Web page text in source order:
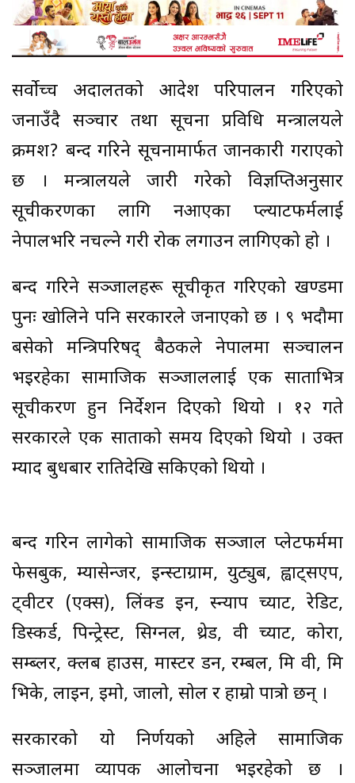
सर्वोच्च अदालतको आदेश परिपालन गरिएको
जनाउँदै सञ्चार तथा सूचना प्रविधि मन्त्रालयले
क्रमश? बन्द गरिने सूचनामार्फत जानकारी गराएको
छ । मन्त्रालयले जारी गरेको विज्ञप्तिअनुसार
सूचीकरणका लागि नआएका प्ल्याटफर्मलाई
नेपालभरि नचल्ने गरी रोक लगाउन लागिएको हो ।
बन्द गरिने सञ्जालहरू सूचीकृत गरिएको खण्डमा
पुनः खोलिने पनि सरकारले जनाएको छ । ९ भदौमा
बसेको मन्त्रिपरिषद् बैठकले नेपालमा सञ्चालन
भइरहेका सामाजिक सञ्जाललाई एक साताभित्र
सूचीकरण हुन निर्देशन दिएको थियो । १२ गते
सरकारले एक साताको समय दिएको थियो । उक्त
म्याद बुधबार रातिदेखि सकिएको थियो ।
बन्द गरिन लागेको सामाजिक सञ्जाल प्लेटफर्ममा
फेसबुक, म्यासेन्जर, इन्स्टाग्राम, युट्युब, ह्वाट्सएप,
ट्वीटर (एक्स), लिंक्ड इन, स्न्याप च्याट, रेडिट,
डिस्कर्ड, पिन्ट्रेस्ट, सिग्नल, थ्रेड, वी च्याट, कोरा,
सम्ब्लर, क्लब हाउस, मास्टर डन, रम्बल, मि वी, मि
भिके, लाइन, इमो, जालो, सोल र हाम्रो पात्रो छन् ।
सरकारको यो निर्णयको अहिले सामाजिक
सञ्जालमा व्यापक आलोचना भइरहेको छ ।